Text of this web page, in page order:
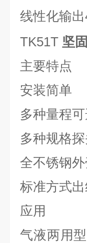
线性化输出
TK51T 坚
主要特点
安装简单
多种量程
多种规格
全不锈钢
标准方式
应用
气液两用